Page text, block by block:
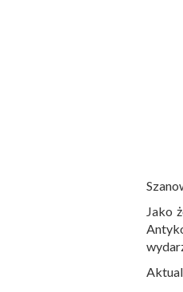
Jako